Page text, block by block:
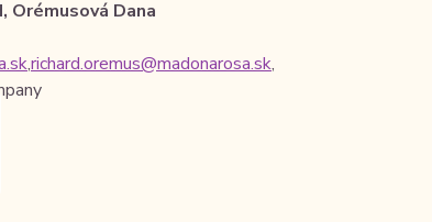
Orémusová Dana
,richard.oremus@madonarosa.sk,